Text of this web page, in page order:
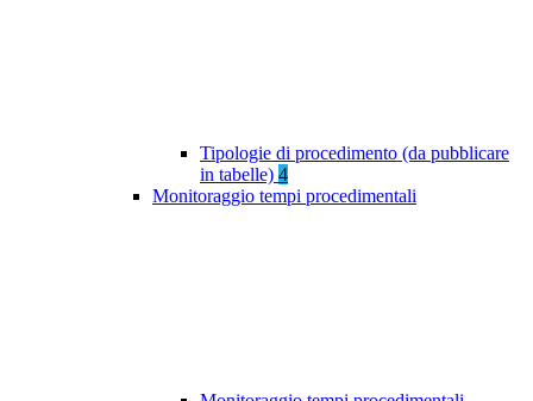
Tipologie di procedimento (da pubblicare
in tabelle) 4
Monitoraggio tempi procedimentali